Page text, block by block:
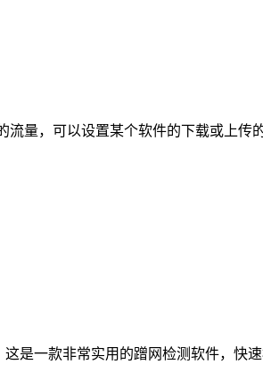
，可以设置某个软件的下载或上传
是一款非常实用的蹭网检测软件，快